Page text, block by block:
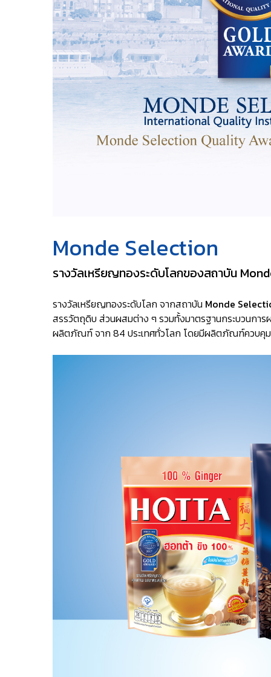
Monde Selection
รางวัลเหรียญทองระดับโลกของสถาบัน
รางวัลเหรียญทองระดับโลก จากสถาบัน Monde
สรรวัตถุดิบ ส่วนผสมต่าง ๆ รวมทั้งมาตรฐานกระบวนกา
ผลิตภัณฑ์ จาก 84 ประเทศทั่วโลก โดยมีผลิตภัณฑ์ควบคุ